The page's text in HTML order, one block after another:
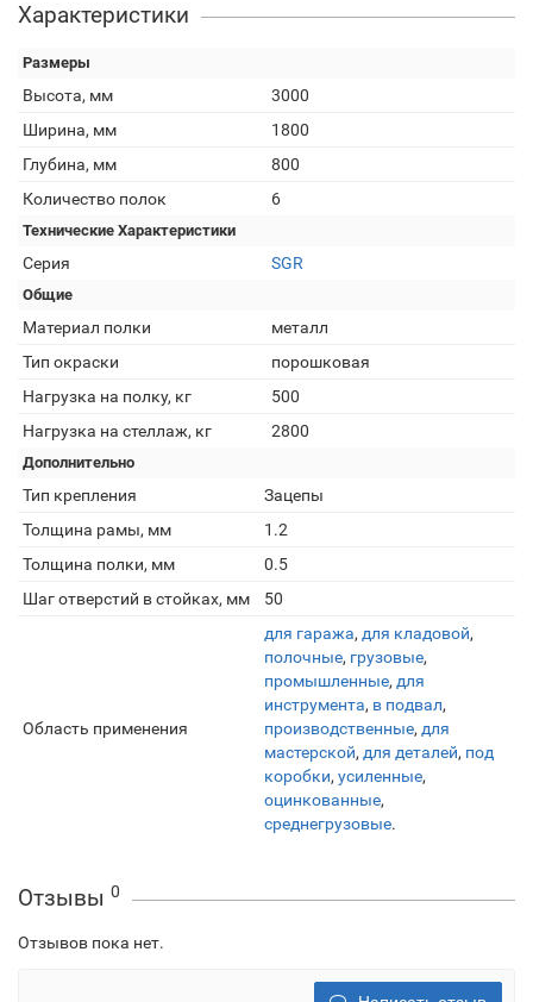
Характеристики
Размеры
Высота, мм
3000
Ширина, мм
1800
Глубина, мм
800
Количество полок
6
Технические Характеристики
Серия SGR
Общие
Материал полки
металл
Тип окраски
порошковая
Нагрузка на полку, кг
500
Нагрузка на стеллаж, кг
2800
Дополнительно
Тип крепления
Зацепы
Толщина рамы, мм
1.2
Толщина полки, мм
0.5
Шаг отверстий в стойках, мм
50
Область применения
для гаража, для кладовой,
полочные, грузовые,
промышленные, для
инструмента, в подвал,
производственные, для
мастерской, для деталей, под
коробки, усиленные,
оцинкованные,
среднегрузовые.
Отзывы 0
Отзывов пока нет.